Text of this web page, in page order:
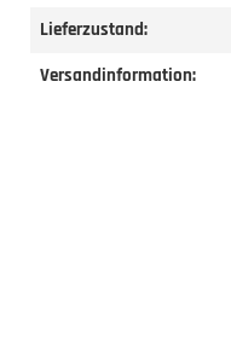
Lieferzustand:
Versandinformation: